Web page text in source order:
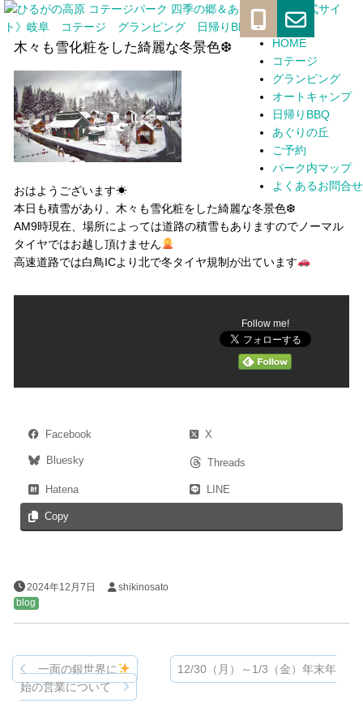
コンテンツへスキップ
メ
イ
ン
ナ
ビ
ゲ
シ
ョ
ン
HOME
コテージ
グランピング
オートキャンプ
日帰りBBQ
あぐりの丘
ご予約
パーク内マップ
よくあるお問合せ
木々も雪化粧をした綺麗な冬景色❆
おはようございます☀
本日も積雪があり、木々も雪化粧をした綺麗な冬景色❆
AM9時現在、場所によっては道路の積雪もありますのでノーマル
タイヤではお越し頂けません
高速道路では白鳥ICより北で冬タイヤ規制が出ています
Follow me!
Facebook X
Bluesky Threads
Hatena LINE
Copy
2024年12月7日
shikinosato
blog
投
稿
一面の銀世界に
12/30（月）～1/3（金）年末年
始の営業について